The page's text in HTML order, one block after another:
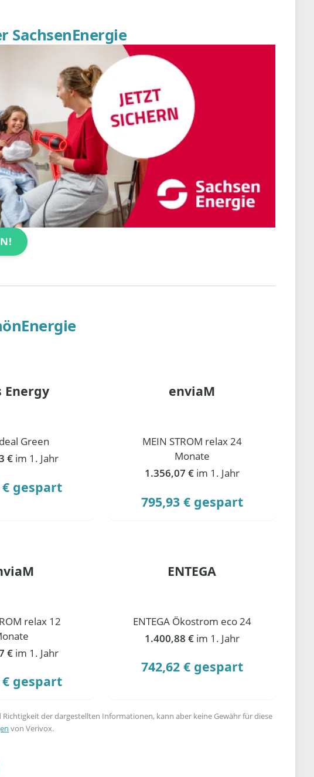
SachsenEnergie
Energy
Green
€ im 1. Jahr
€ gespart
enviaM
MEIN STROM relax 24
Monate
1.356,07 € im 1. Jahr
795,93 € gespart
relax 12
€ im 1. Jahr
€ gespart
ENTEGA
ENTEGA Ökostrom eco 24
1.400,88 € im 1. Jahr
742,62 € gespart
der dargestellten Informationen, kann aber keine Gewähr für diese
von Verivox.